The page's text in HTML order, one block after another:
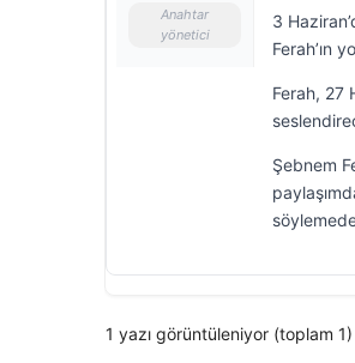
Anahtar
yönetici
3
Ferah’ın
Ferah, 27
Şebnem
1 yazı görüntüleniyor (toplam 1)